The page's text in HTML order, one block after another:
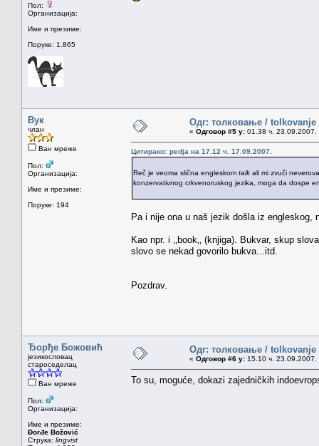
Пол:
Организација:
Име и презиме:
Поруке: 1.865
Вук
члан
Ван мреже
Пол:
Организација:
Име и презиме:
Поруке: 194
Одг: толковање / tolkovanje
« Одговор #5 у: 01.38 ч. 23.09.2007.
Цитирано: pedja на 17.12 ч. 17.09.2007.
Reč je veoma slična engleskom talk ali mi zvuči
konzervativnog crkvenoruskog jezika, moga da dospe
Pa i nije ona u naš jezik došla iz engleskog,
Kao npr. i ‚‚book‚‚ (knjiga). Bukvar, skup
slovo se nekad govorilo bukva...itd.
Pozdrav.
Ђорђе Божовић
језикословац
староседелац
Ван мреже
Пол:
Организација:
Име и презиме:
Đorđe Božović
Струка: lingvist
Одг: толковање / tolkovanje
« Одговор #6 у: 15.10 ч. 23.09.2007.
To su, moguće, dokazi zajedničkih